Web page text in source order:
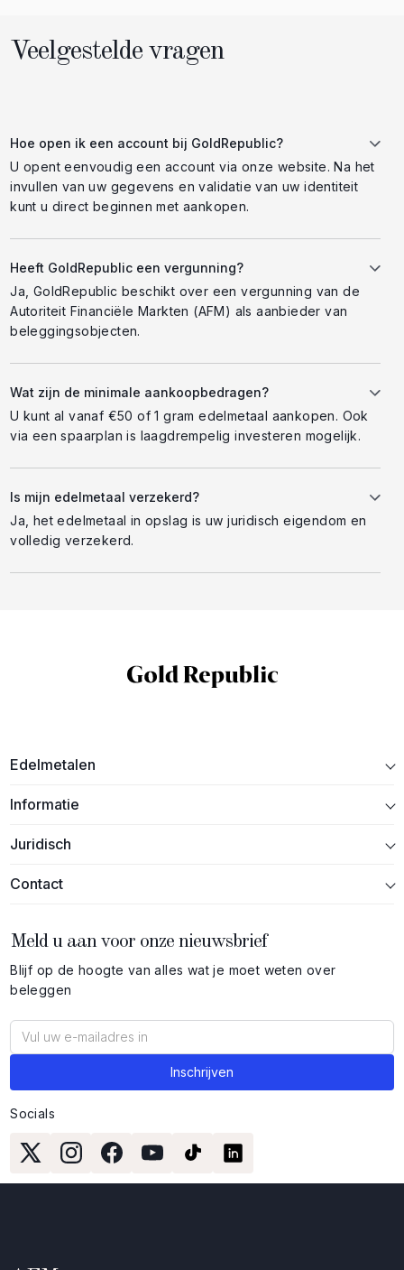
Veelgestelde vragen
Hoe open ik een account bij GoldRepublic?
U opent eenvoudig een account via onze website. Na het
invullen van uw gegevens en validatie van uw identiteit
kunt u direct beginnen met aankopen.
Heeft GoldRepublic een vergunning?
Ja, GoldRepublic beschikt over een vergunning van de
Autoriteit Financiële Markten (AFM) als aanbieder van
beleggingsobjecten.
Wat zijn de minimale aankoopbedragen?
U kunt al vanaf €50 of 1 gram edelmetaal aankopen. Ook
via een spaarplan is laagdrempelig investeren mogelijk.
Is mijn edelmetaal verzekerd?
Ja, het edelmetaal in opslag is uw juridisch eigendom en
volledig verzekerd.
Edelmetalen
Informatie
Juridisch
Contact
Meld u aan voor onze nieuwsbrief
Blijf op de hoogte van alles wat je moet weten over
beleggen
Socials